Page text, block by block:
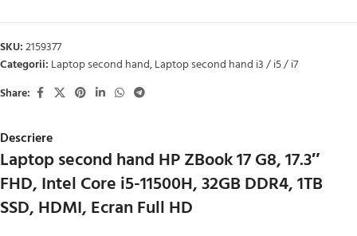
SKU:2159377
Categorii: Laptop second hand,Laptop second hand i3 / i5 / i7
Share:
Descriere
Laptop second hand HP ZBook 17 G8, 17.3″
FHD, Intel Core i5-11500H, 32GB DDR4, 1TB
SSD, HDMI, Ecran Full HD